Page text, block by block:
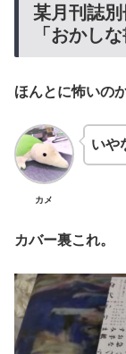
某月刊誌
「おかし
ほんとに怖いの
カメ
いや
カバー裏これ。